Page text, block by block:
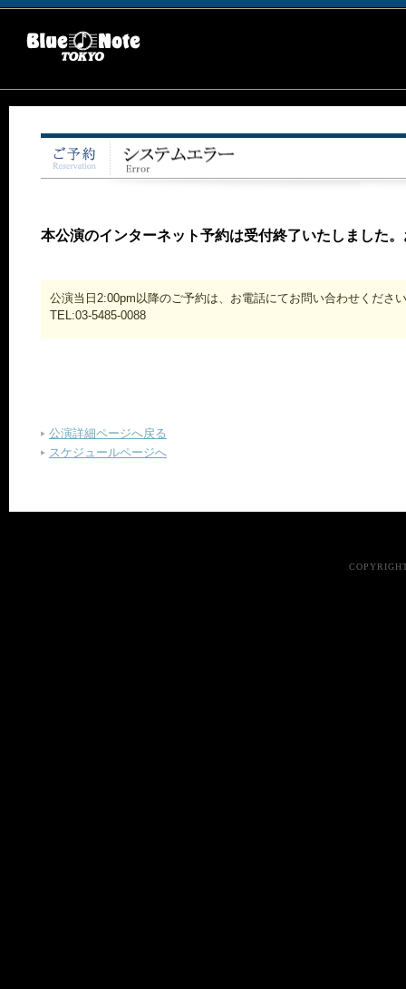
本公演のインターネット予約は受付終了いたしました
公演当日2:00pm以降のご予約は、お電話にてお問い合わせくださ
TEL:03-5485-0088
公演詳細ページへ戻る
スケジュールページへ